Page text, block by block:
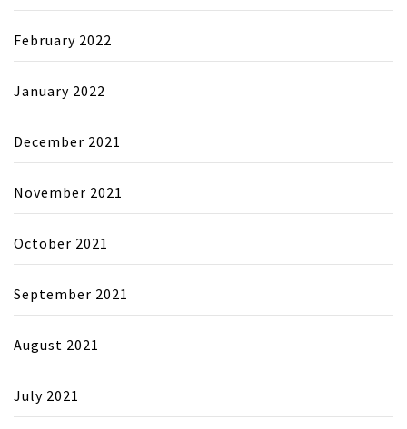
February 2022
January 2022
December 2021
November 2021
October 2021
September 2021
August 2021
July 2021